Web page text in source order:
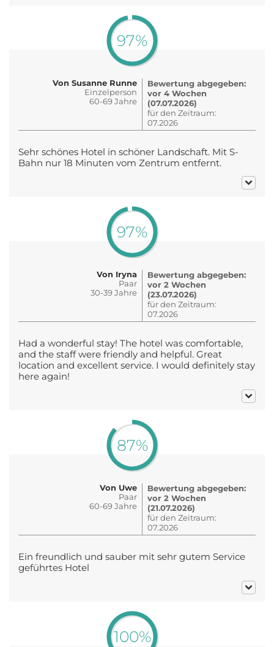
97%
Von Susanne Runne
Einzelperson
60-69 Jahre
Bewertung abgegeben:
vor 4 Wochen
(07.07.2026)
für den Zeitraum:
07.2026
Sehr schönes Hotel in schöner Landschaft. Mit S-
Bahn nur 18 Minuten vom Zentrum entfernt.
97%
Von Iryna
Paar
30-39 Jahre
Bewertung abgegeben:
vor 2 Wochen
(23.07.2026)
für den Zeitraum:
07.2026
Had a wonderful stay! The hotel was comfortable,
and the staff were friendly and helpful. Great
location and excellent service. I would definitely stay
here again!
87%
Von Uwe
Paar
60-69 Jahre
Bewertung abgegeben:
vor 2 Wochen
(21.07.2026)
für den Zeitraum:
07.2026
Ein freundlich und sauber mit sehr gutem Service
geführtes Hotel
100%